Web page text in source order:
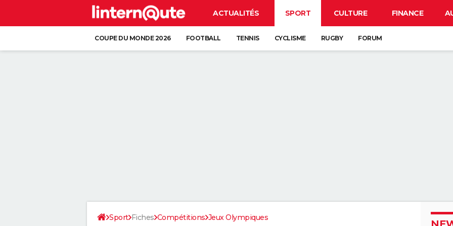
ACTUALITÉS SPORT CULTURE FINANCE
COUPE DU MONDE 2026 FOOTBALL TENNIS CYCLISME RUGBY FORUM
Sport Fiches Compétitions Jeux Olympiques